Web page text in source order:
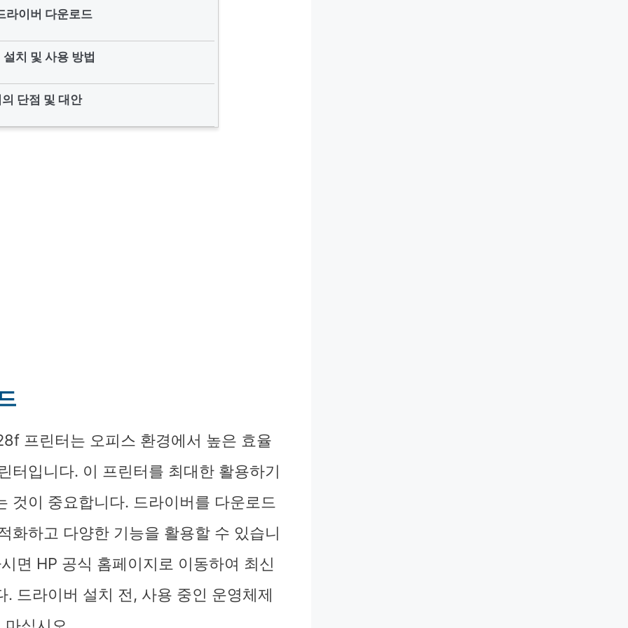
라이버 다운로드
치 및 사용 방법
단점 및 대안
프린터는 오피스 환경에서 높은 효율
터입니다. 이 프린터를 최대한 활용하기
것이 중요합니다. 드라이버를 다운로드
화하고 다양한 기능을 활용할 수 있습니
면 HP 공식 홈페이지로 이동하여 최신
드라이버 설치 전, 사용 중인 운영체제